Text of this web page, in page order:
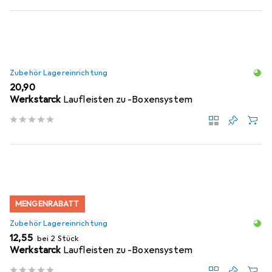
Zubehör Lagereinrichtung
EUR
20,90
Werkstarck Laufleisten zu -Boxensystem
MENGENRABATT
Zubehör Lagereinrichtung
EUR
12,55 bei 2 Stück
Werkstarck Laufleisten zu -Boxensystem